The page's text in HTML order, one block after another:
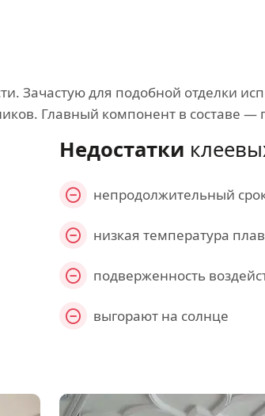
Зачастую для подобной отделки
Главный компонент в составе —
Недостатки
непродолжительный
низкая температура
подверженность
выгорают на солнце